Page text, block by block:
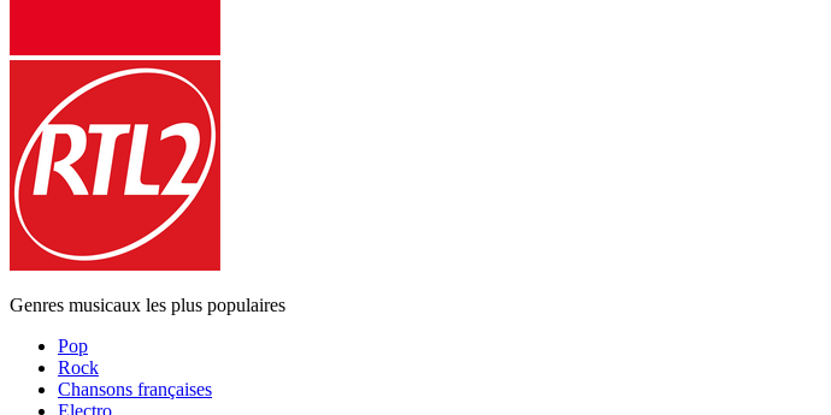
Genres musicaux les plus populaires
Pop
Rock
Chansons françaises